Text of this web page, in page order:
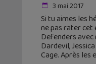
3 mai 2017
Si tu aimes les
ne pas rater cet
Defenders
Dardevil,
Cage. Après les